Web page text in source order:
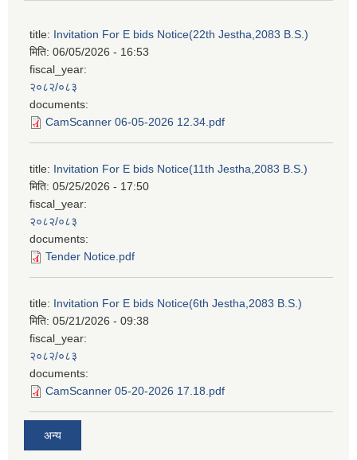
title: Invitation For E bids Notice(22th Jestha,2083 B.S.)
मिति: 06/05/2026 - 16:53
fiscal_year:
२०८२/०८३
documents:
CamScanner 06-05-2026 12.34.pdf
title: Invitation For E bids Notice(11th Jestha,2083 B.S.)
मिति: 05/25/2026 - 17:50
fiscal_year:
२०८२/०८३
documents:
Tender Notice.pdf
title: Invitation For E bids Notice(6th Jestha,2083 B.S.)
मिति: 05/21/2026 - 09:38
fiscal_year:
२०८२/०८३
documents:
CamScanner 05-20-2026 17.18.pdf
अन्य